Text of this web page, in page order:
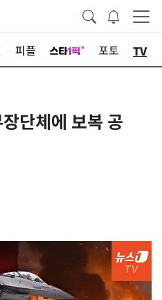
피플 포토 TV
단체에 보복 공